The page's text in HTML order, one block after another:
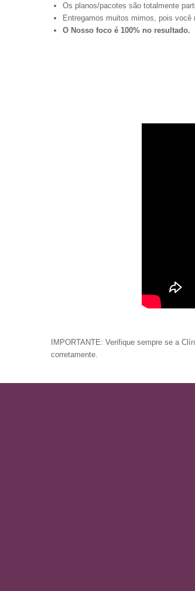
Os planos/pacotes são totalmente
Entregamos muitos mimos, pois você
O Nosso foco é 100% no resultado.
IMPORTANTE: Verifique sempre se a
corretamente.